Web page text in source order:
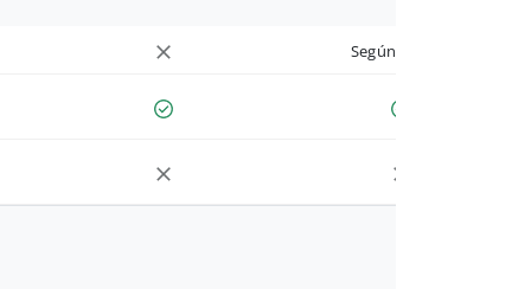
Según cuenta